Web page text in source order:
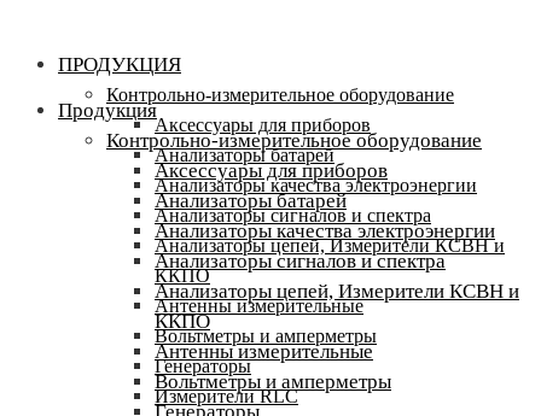
ПРОДУКЦИЯ
Контрольно-измерительное оборудование
Аксессуары для приборов
Анализаторы батарей
Анализаторы качества электроэнергии
Анализаторы сигналов и спектра
Анализаторы цепей, Измерители КСВН и
ККПО
Антенны измерительные
Вольтметры и амперметры
Генераторы
Измерители RLC
Продукция
Контрольно-измерительное оборудование
Аксессуары для приборов
Анализаторы батарей
Анализаторы качества электроэнергии
Анализаторы сигналов и спектра
Анализаторы цепей, Измерители КСВН и
ККПО
Антенны измерительные
Вольтметры и амперметры